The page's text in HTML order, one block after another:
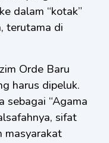
dalam “kotak”
terutama di
Orde Baru
harus dipeluk.
sebagai “Agama
sifat
masyarakat